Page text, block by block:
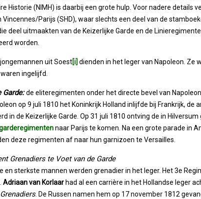
Historie (NIMH) is daarbij een grote hulp. Voor nadere details
Vincennes/Parijs (SHD), waar slechts een deel van de
deel uitmaakten van de Keizerlijke Garde en de
worden.
uit Soest[i] dienden in het leger van Napoleon. Ze
ingelijfd.
Garde: de eliteregimenten onder het directe bevel van Napoleon.
op 9 juli 1810 het Koninkrijk Holland inlijfde bij Frankrijk,
in de Keizerlijke Garde. Op 31 juli 1810 ontving de in Hilversum
naar Parijs te komen. Na een grote parade in
deze regimenten af naar hun garnizoen te Versailles.
Grenadiers te Voet van de Garde
en sterkste mannen werden grenadier in het leger. Het 3e
Adriaan van Korlaar had al een carrière in het Hollandse leger
. De Russen namen hem op 17 november 1812